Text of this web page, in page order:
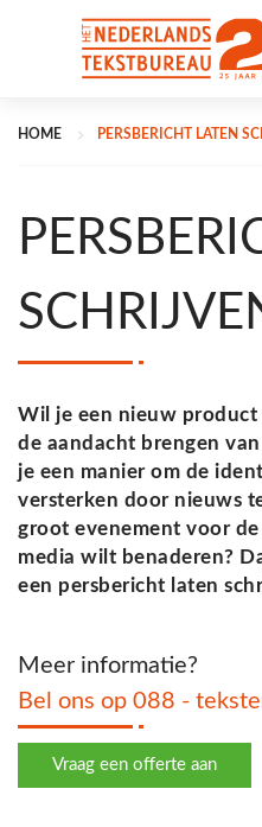
HOME PERSBERICHT LATEN
Wil je een nieuw
de aandacht brengen
je een manier om de
versterken door nieuws
groot evenement voor
media wilt benaderen?
een persbericht laten
Meer informatie?
Bel ons op 088 -
Vraag een offerte aan